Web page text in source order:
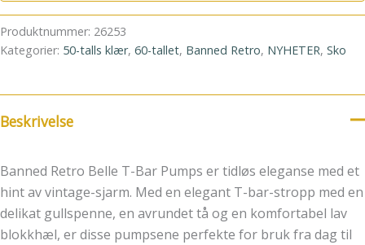
Produktnummer: 26253
Kategorier: 50-talls klær, 60-tallet, Banned Retro, NYHETER, Sko
Beskrivelse
Banned Retro Belle T-Bar Pumps er tidløs eleganse med et
hint av vintage-sjarm. Med en elegant T-bar-stropp med en
delikat gullspenne, en avrundet tå og en komfortabel lav
blokkhæl, er disse pumpsene perfekte for bruk fra dag til